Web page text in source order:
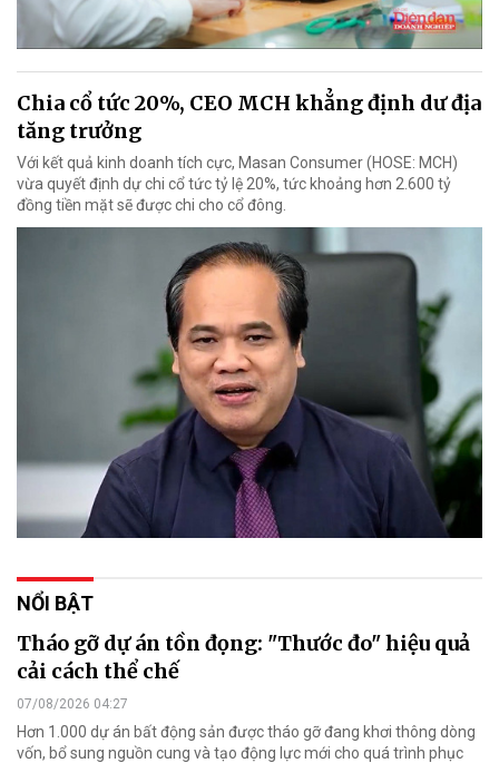
Chia cổ tức 20%, CEO MCH khẳng định dư địa
tăng trưởng
Với kết quả kinh doanh tích cực, Masan Consumer (HOSE: MCH)
vừa quyết định dự chi cổ tức tỷ lệ 20%, tức khoảng hơn 2.600 tỷ
đồng tiền mặt sẽ được chi cho cổ đông.
NỔI BẬT
Tháo gỡ dự án tồn đọng: "Thước đo" hiệu quả
cải cách thể chế
07/08/2026 04:27
Hơn 1.000 dự án bất động sản được tháo gỡ đang khơi thông dòng
vốn, bổ sung nguồn cung và tạo động lực mới cho quá trình phục